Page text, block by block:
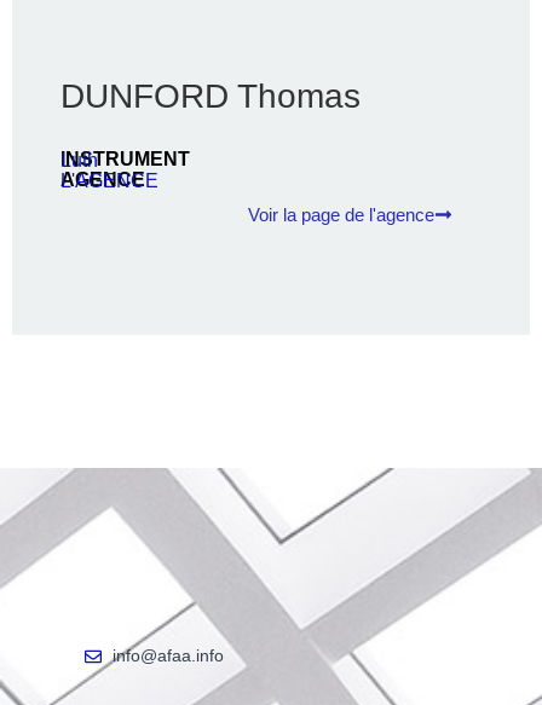
DUNFORD Thomas
INSTRUMENT
Luth
AGENCE
L'AGENCE
Voir la page de l'agence
info@afaa.info